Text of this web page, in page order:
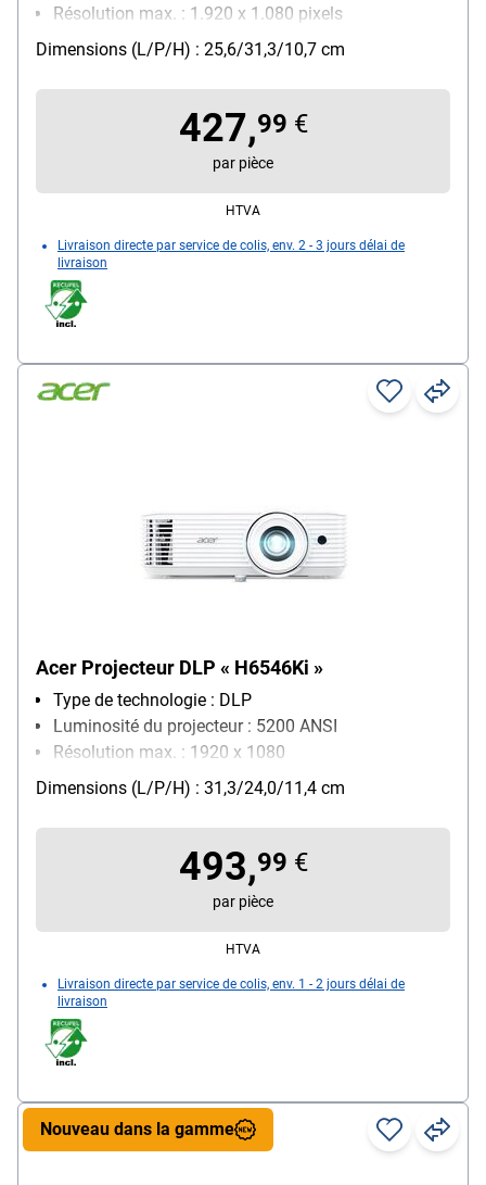
Résolution max. : 1.920 x 1.080 pixels
Particularités : compatible 3D / haut-parleur intégré
/ compatible Wi-Fi (clé Wi-Fi requise)
réseau : WLAN
Dimensions (L/P/H) : 25,6/31,3/10,7 cm
427,99 €
par pièce
HTVA
Livraison directe par service de colis, env. 2 - 3 jours délai de
livraison
Acer Projecteur DLP « H6546Ki »
Type de technologie : DLP
Luminosité du projecteur : 5200 ANSI
Résolution max. : 1920 x 1080
Particularités : technologie 3D / fonctionnement 24
h/24, 7 j/7 / Bluelight Shield
réseau : WLAN
Dimensions (L/P/H) : 31,3/24,0/11,4 cm
493,99 €
par pièce
HTVA
Livraison directe par service de colis, env. 1 - 2 jours délai de
livraison
Nouveau dans la gamme